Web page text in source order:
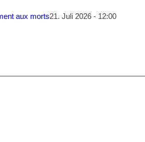
aux morts21. Juli 2026 - 12:00